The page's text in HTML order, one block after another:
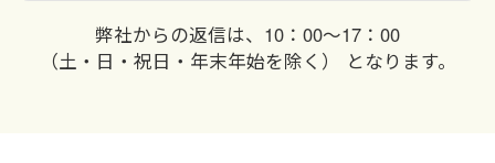
弊社からの返信は、10：00〜17：00
（土・日・祝日・年末年始を除く） となります。